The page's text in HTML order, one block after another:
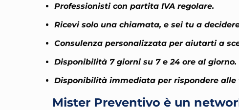
Professionisti con partita IVA regolare.
Ricevi solo una chiamata, e sei tu a
Consulenza personalizzata per aiutarti a
Disponibilità 7 giorni su 7 e 24 ore al giorno.
Disponibilità immediata per rispondere
Mister Preventivo è un